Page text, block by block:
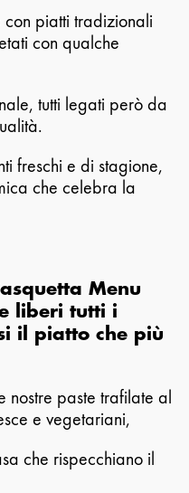
con piatti tradizionali
con qualche
tutti legati però da
freschi e di stagione,
che celebra la
Menu
liberi tutti i
il piatto che più
nostre paste trafilate al
e vegetariani,
che rispecchiano il